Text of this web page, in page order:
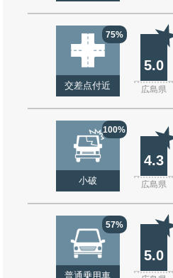
75%
交差点付近
5.0
広島県
100%
小破
4.3
広島県
57%
普通乗用車
5.0